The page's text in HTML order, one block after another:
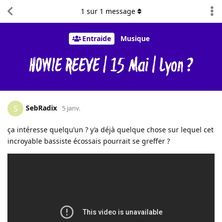
Entraide Musique
HOWIE REEVE | 15 Mai | Lyon ?
1 sur 1 message
S SebRadix 5 janv.
ça intéresse quelqu’un ? y’a déjà quelque chose sur lequel cet
incroyable bassiste écossais pourrait se greffer ?